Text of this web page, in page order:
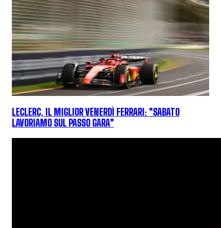
LECLERC, IL MIGLIOR VENERDÌ FERRARI: "SABATO
LAVORIAMO SUL PASSO GARA"